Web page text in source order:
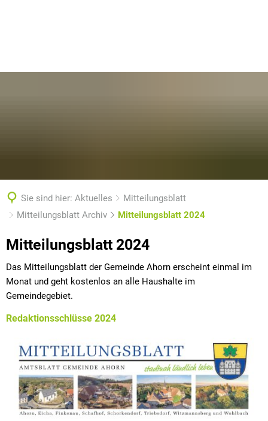
Sie sind hier: Aktuelles
Mitteilungsblatt
Mitteilungsblatt Archiv
Mitteilungsblatt 2024
Mitteilungsblatt
2024
Mitteilungsblatt 2024
Das Mitteilungsblatt der Gemeinde Ahorn erscheint einmal im
Monat und geht kostenlos an alle Haushalte im
Gemeindegebiet.
Redaktionsschlüsse 2024